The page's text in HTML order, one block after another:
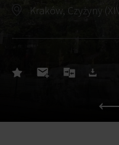
Kraków, Czyżyny